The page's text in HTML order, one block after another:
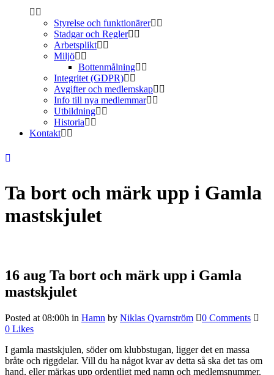
Styrelse och funktionärer
Stadgar och Regler
Arbetsplikt
Miljö
Bottenmålning
Integritet (GDPR)
Avgifter och medlemskap
Info till nya medlemmar
Utbildning
Historia
Kontakt
Ta bort och märk upp i Gamla
mastskjulet
16 aug Ta bort och märk upp i Gamla
mastskjulet
Posted at 08:00h in Hamn by Niklas Qvarnström
0 Comments
0 Likes
I gamla mastskjulen, söder om klubbstugan, ligger det en massa
bråte och riggdelar. Vill du ha något kvar av detta så ska det tas om
hand, eller märkas upp ordentligt med namn och medlemsnummer.